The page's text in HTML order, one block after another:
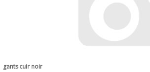
gants cuir noir